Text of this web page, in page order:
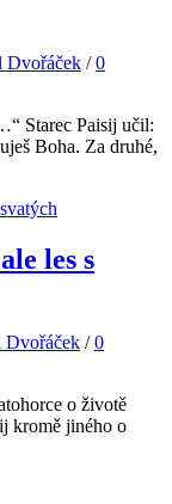
Dvořáček /0
Starec Paisij učil:
Boha. Za druhé,
les s
Dvořáček /0
o životě
kromě jiného o